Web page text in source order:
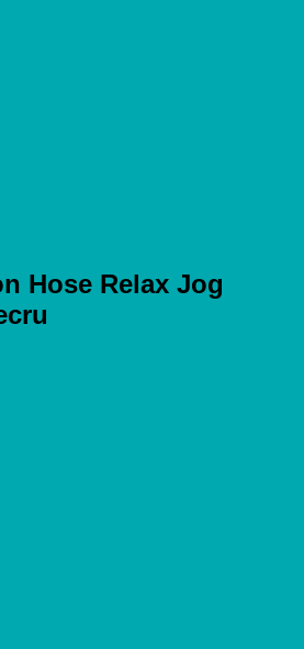
Hose Relax Jog